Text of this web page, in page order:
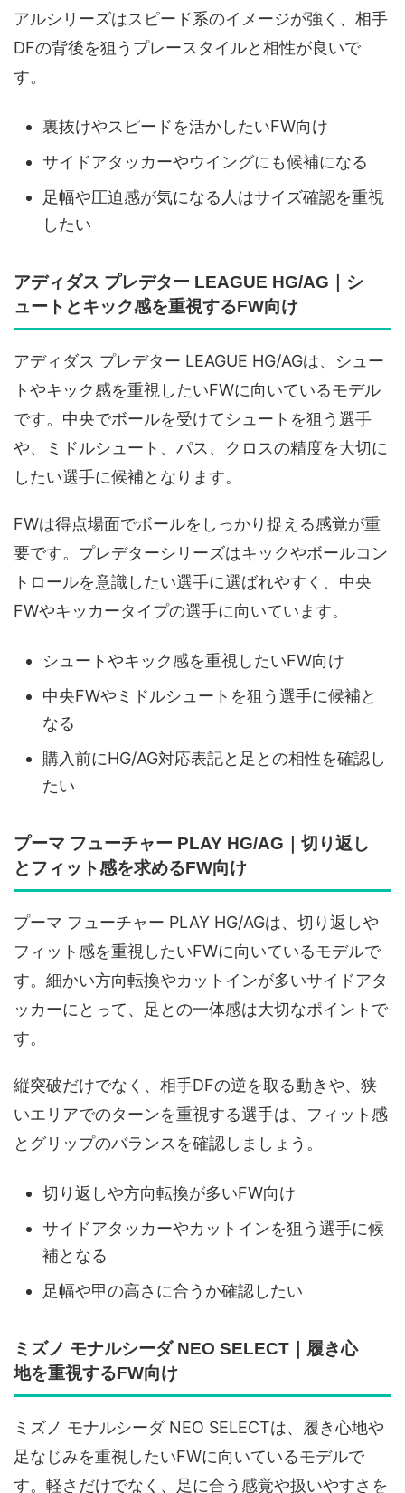
アルシリーズはスピード系のイメージが強く、相手
DFの背後を狙うプレースタイルと相性が良いで
す。
裏抜けやスピードを活かしたいFW向け
サイドアタッカーやウイングにも候補になる
足幅や圧迫感が気になる人はサイズ確認を重視
したい
アディダス プレデター LEAGUE HG/AG｜シ
ュートとキック感を重視するFW向け
アディダス プレデター LEAGUE HG/AGは、シュー
トやキック感を重視したいFWに向いているモデル
です。中央でボールを受けてシュートを狙う選手
や、ミドルシュート、パス、クロスの精度を大切に
したい選手に候補となります。
FWは得点場面でボールをしっかり捉える感覚が重
要です。プレデターシリーズはキックやボールコン
トロールを意識したい選手に選ばれやすく、中央
FWやキッカータイプの選手に向いています。
シュートやキック感を重視したいFW向け
中央FWやミドルシュートを狙う選手に候補と
なる
購入前にHG/AG対応表記と足との相性を確認し
たい
プーマ フューチャー PLAY HG/AG｜切り返し
とフィット感を求めるFW向け
プーマ フューチャー PLAY HG/AGは、切り返しや
フィット感を重視したいFWに向いているモデルで
す。細かい方向転換やカットインが多いサイドアタ
ッカーにとって、足との一体感は大切なポイントで
す。
縦突破だけでなく、相手DFの逆を取る動きや、狭
いエリアでのターンを重視する選手は、フィット感
とグリップのバランスを確認しましょう。
切り返しや方向転換が多いFW向け
サイドアタッカーやカットインを狙う選手に候
補となる
足幅や甲の高さに合うか確認したい
ミズノ モナルシーダ NEO SELECT｜履き心
地を重視するFW向け
ミズノ モナルシーダ NEO SELECTは、履き心地や
足なじみを重視したいFWに向いているモデルで
す。軽さだけでなく、足に合う感覚や扱いやすさを